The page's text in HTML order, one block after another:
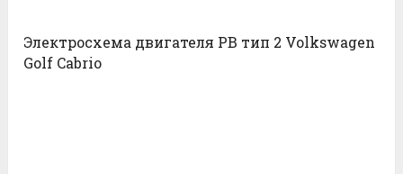
Электросхема двигателя PB тип 2 Volkswagen
Golf Cabrio